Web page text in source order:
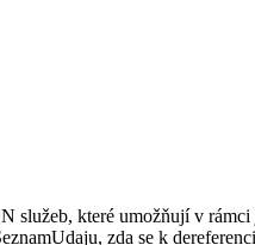
služeb, které umožňují v
zda se k